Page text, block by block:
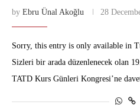
by Ebru Ünal Akoğlu 28
Sorry, this entry is only available in
Sizleri bir arada düzenlenecek olan
TATD Kurs Günleri Kongresi’ne